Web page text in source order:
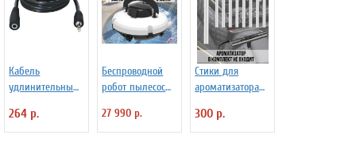
Кабель
удлинительный
05 аудио JACK
(M) - JACK (F),
264 р.
Беспроводной
робот пылесос
ANYSMART PZO-
18 (KD531424)
27 990 р.
Стики для
ароматизатора
освежитель в
машину
300 р.